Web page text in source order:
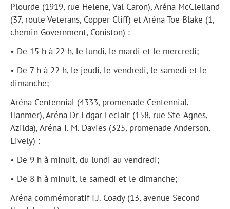
Plourde (1919, rue Helene, Val Caron), Aréna McClelland
(37, route Veterans, Copper Cliff) et Aréna Toe Blake (1,
chemin Government, Coniston) :
• De 15 h à 22 h, le lundi, le mardi et le mercredi;
• De 7 h à 22 h, le jeudi, le vendredi, le samedi et le
dimanche;
Aréna Centennial (4333, promenade Centennial,
Hanmer), Aréna Dr Edgar Leclair (158, rue Ste-Agnes,
Azilda), Aréna T. M. Davies (325, promenade Anderson,
Lively) :
• De 9 h à minuit, du lundi au vendredi;
• De 8 h à minuit, le samedi et le dimanche;
Aréna commémoratif I.J. Coady (13, avenue Second